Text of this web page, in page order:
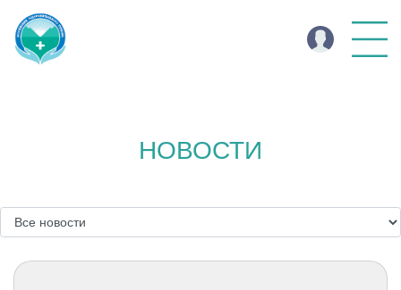
НОВОСТИ